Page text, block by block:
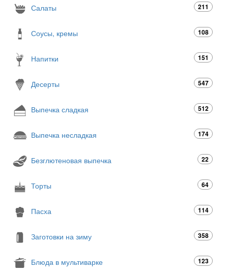
Салаты 211
Соусы, кремы 108
Напитки 151
Десерты 547
Выпечка сладкая 512
Выпечка несладкая 174
Безглютеновая выпечка 22
Торты 64
Пасха 114
Заготовки на зиму 358
Блюда в мультиварке 123